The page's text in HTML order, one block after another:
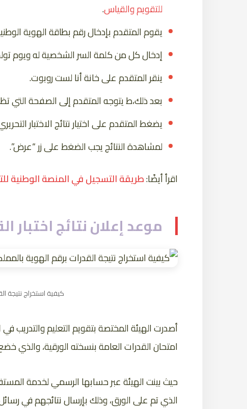
للتقويم والقياس.
يقوم المتقدم بإدخال رقم بطاقة الهوية
إدخال كل من كلمة السر الشخصية له ويوم
ينقر المتقدم على خانة أنا لست روبوت.
بعد ذلك،ط يتوجه المتقدم إلى الصفحة التي
يضغط المتقدم على اختيار نتائج الاختبار
لمشاهدة النتائج يجب الضغط على زر “عرض”.
اقرأ أيضًا:طريقة التسجيل في المنصة الوطنية
موعد إعلان نتائج اختبار
كيفية استخراج نتيجة
أصدرت الهيئة المختصة بتقويم التعليم
امتحان القدرات العامة بنسخته الورقية، والذي خضع
حيث بينت الهيئة عبر حسابها الرسمي لخدمة
الذي تم على الورق، وذلك بإرسال نتائجهم في